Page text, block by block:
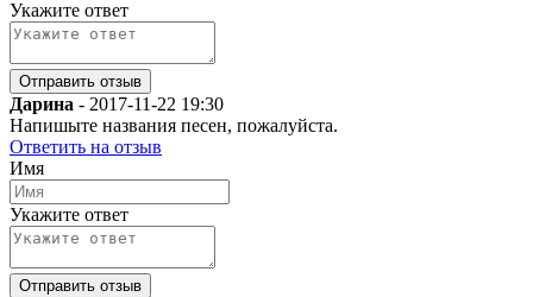
Укажите ответ
Дарина - 2017-11-22 19:30
Напишыте названия песен, пожалуйста.
Ответить на отзыв
Имя
Укажите ответ